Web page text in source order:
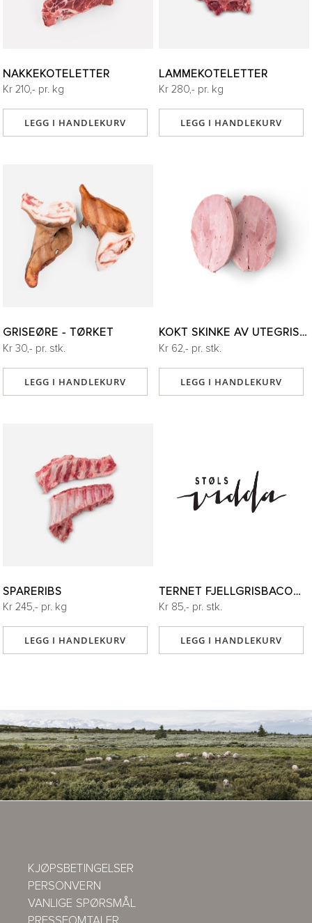
NAKKEKOTELETTER
Kr 210,- pr. kg
LEGG I HANDLEKURV
LAMMEKOTELETTER
Kr 280,- pr. kg
LEGG I HANDLEKURV
GRISEØRE - TØRKET
Kr 30,- pr. stk.
LEGG I HANDLEKURV
KOKT SKINKE AV UTEGRIS 100G
Kr 62,- pr. stk.
LEGG I HANDLEKURV
SPARERIBS
Kr 245,- pr. kg
LEGG I HANDLEKURV
TERNET FJELLGRISBACON 250G
Kr 85,- pr. stk.
LEGG I HANDLEKURV
KJØPSBETINGELSER
PERSONVERN
VANLIGE SPØRSMÅL